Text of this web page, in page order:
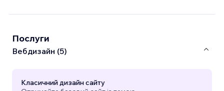
Послуги
Вебдизайн (5)
Класичний дизайн сайту